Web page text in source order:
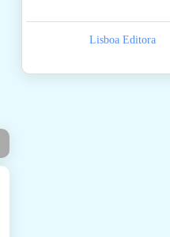
Lisboa Editora